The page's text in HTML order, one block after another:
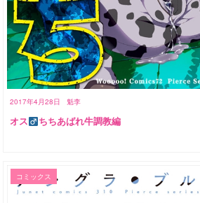
2017年4月28日 魁李
オス ちちあばれ牛調教編
コミックス